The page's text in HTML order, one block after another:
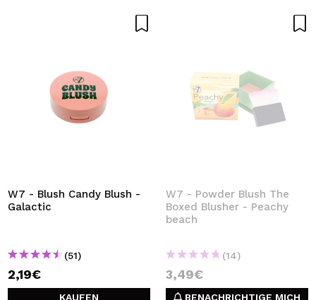
W7 - Blush Candy Blush -
Galactic
(51)
2,19€
KAUFEN
W7 - Powder Blush The
Boxed Blusher - Peachy
beach
(14)
3,49€
BENACHRICHTIGE MICH